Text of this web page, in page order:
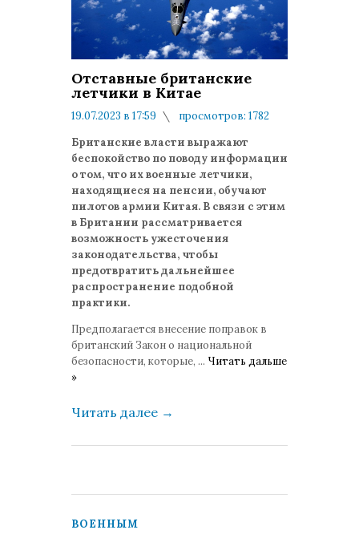
Отставные британские
летчики в Китае
19.07.2023 в 17:59
просмотров: 1782
Британские власти выражают
беспокойство по поводу информации
о том, что их военные летчики,
находящиеся на пенсии, обучают
пилотов армии Китая. В связи с этим
в Британии рассматривается
возможность ужесточения
законодательства, чтобы
предотвратить дальнейшее
распространение подобной
практики.
Предполагается внесение поправок в
британский Закон о национальной
безопасности, которые, ... Читать дальше
»
Читать далее →
ВОЕННЫМ